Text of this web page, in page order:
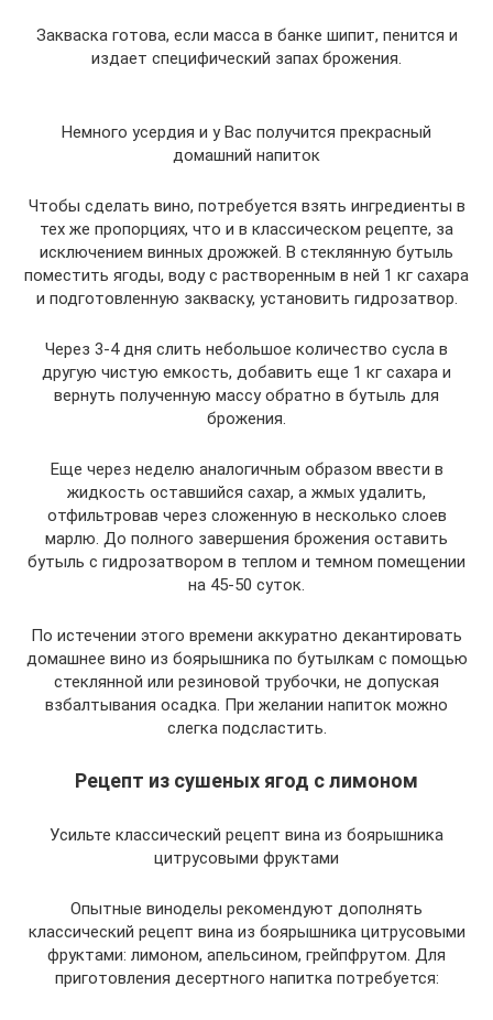
Закваска готова, если масса в банке шипит, пенится и
издает специфический запах брожения.
Немного усердия и у Вас получится прекрасный
домашний напиток
Чтобы сделать вино, потребуется взять ингредиенты в
тех же пропорциях, что и в классическом рецепте, за
исключением винных дрожжей. В стеклянную бутыль
поместить ягоды, воду с растворенным в ней 1 кг сахара
и подготовленную закваску, установить гидрозатвор.
Через 3-4 дня слить небольшое количество сусла в
другую чистую емкость, добавить еще 1 кг сахара и
вернуть полученную массу обратно в бутыль для
брожения.
Еще через неделю аналогичным образом ввести в
жидкость оставшийся сахар, а жмых удалить,
отфильтровав через сложенную в несколько слоев
марлю. До полного завершения брожения оставить
бутыль с гидрозатвором в теплом и темном помещении
на 45-50 суток.
По истечении этого времени аккуратно декантировать
домашнее вино из боярышника по бутылкам с помощью
стеклянной или резиновой трубочки, не допуская
взбалтывания осадка. При желании напиток можно
слегка подсластить.
Рецепт из сушеных ягод с лимоном
Усильте классический рецепт вина из боярышника
цитрусовыми фруктами
Опытные виноделы рекомендуют дополнять
классический рецепт вина из боярышника цитрусовыми
фруктами: лимоном, апельсином, грейпфрутом. Для
приготовления десертного напитка потребуется: